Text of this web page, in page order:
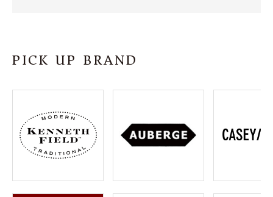
プライバシーポリシー
特定商取引法について
お問い合わせ
OFFICIAL WEB SITE
PICK UP BRAND